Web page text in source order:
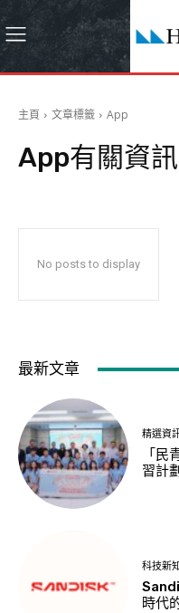
主頁 文章標籤 App
App有關資訊
No posts to display
最新文章
精選資
「
習計
科技新
時代